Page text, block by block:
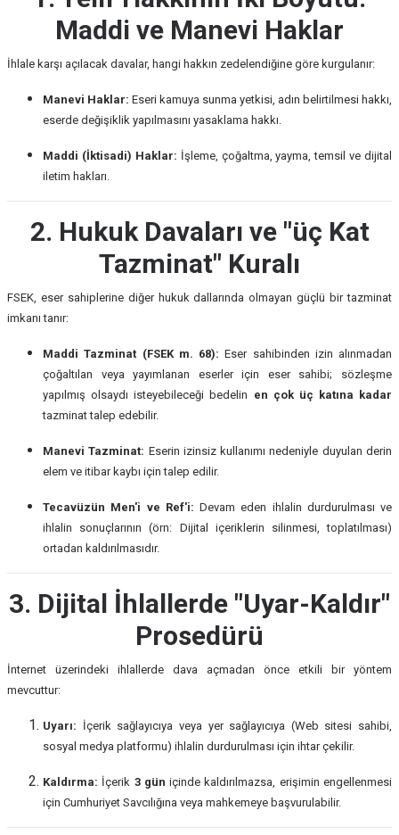
Maddi ve Manevi Haklar
İhlale karşı açılacak davalar, hangi hakkın zedelendiğine göre kurgulanır:
Manevi Haklar: Eseri kamuya sunma yetkisi, adın belirtilmesi hakkı,
eserde değişiklik yapılmasını yasaklama hakkı.
Maddi (İktisadi) Haklar: İşleme, çoğaltma, yayma, temsil ve dijital
iletim hakları.
2. Hukuk Davaları ve "üç Kat
Tazminat" Kuralı
FSEK, eser sahiplerine diğer hukuk dallarında olmayan güçlü bir tazminat
imkanı tanır:
Maddi Tazminat (FSEK m. 68): Eser sahibinden izin alınmadan
çoğaltılan veya yayımlanan eserler için eser sahibi; sözleşme
yapılmış olsaydı isteyebileceği bedelin en çok üç katına kadar
tazminat talep edebilir.
Manevi Tazminat: Eserin izinsiz kullanımı nedeniyle duyulan derin
elem ve itibar kaybı için talep edilir.
Tecavüzün Men'i ve Ref'i: Devam eden ihlalin durdurulması ve
ihlalin sonuçlarının (örn: Dijital içeriklerin silinmesi, toplatılması)
ortadan kaldırılmasıdır.
3. Dijital İhlallerde "Uyar-Kaldır"
Prosedürü
İnternet üzerindeki ihlallerde dava açmadan önce etkili bir yöntem
mevcuttur:
Uyarı: İçerik sağlayıcıya veya yer sağlayıcıya (Web sitesi sahibi,
sosyal medya platformu) ihlalin durdurulması için ihtar çekilir.
Kaldırma: İçerik 3 gün içinde kaldırılmazsa, erişimin engellenmesi
için Cumhuriyet Savcılığına veya mahkemeye başvurulabilir.